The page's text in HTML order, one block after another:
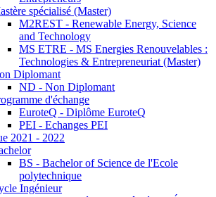
spécialisé (Master)
M2REST - Renewable Energy, Science
and Technology
MS ETRE - MS Energies Renouvelables :
Technologies & Entrepreneuriat (Master)
Diplomant
ND - Non Diplomant
d'échange
EuroteQ - Diplôme EuroteQ
PEI - Echanges PEI
2021 - 2022
BS - Bachelor of Science de l'Ecole
polytechnique
Ingénieur